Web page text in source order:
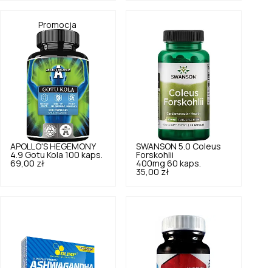
Promocja
APOLLO'S HEGEMONY
4.9 Gotu Kola 100 kaps.
69,00 zł
SWANSON 5.0 Coleus
Forskohlii
400mg 60 kaps.
35,00 zł